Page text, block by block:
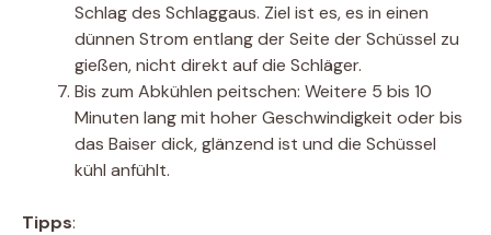
Schlag des Schlaggaus. Ziel ist es, es in einen
dünnen Strom entlang der Seite der Schüssel zu
gießen, nicht direkt auf die Schläger.
Bis zum Abkühlen peitschen: Weitere 5 bis 10
Minuten lang mit hoher Geschwindigkeit oder bis
das Baiser dick, glänzend ist und die Schüssel
kühl anfühlt.
Tipps: